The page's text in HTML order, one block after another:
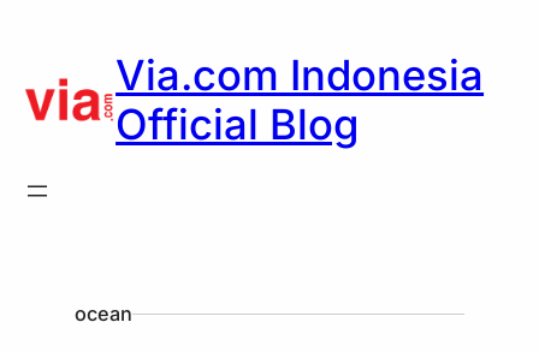
Via.com Indonesia
Official Blog
ocean